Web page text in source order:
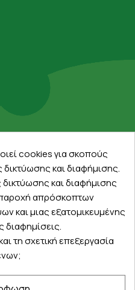
cookies για σκοπούς
και διαφήμισης.
και διαφήμισης
απρόσκοπτων
και μιας εξατομικευμένης
διαφημίσεις.
τη σχετική επεξεργασία